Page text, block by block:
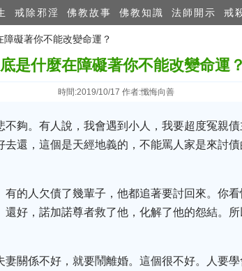
戒除邪淫 佛教故事 佛教知識 法師開示 戒
障礙著你不能改變命運？
是什麼在障礙著你不能改變命運？
時間:2019/10/17 作者:懺悔向善
不夠。有人說，我會遇到小人，我要超度冤親
去還，這個是天經地義的，不能罵人家是來討
的人欠債了幾輩子，他都追著要討回來。你
好，諾加諾尊者救了他，化解了他的怨結。
關係不好，就要鬧離婚。這個很不好。人要